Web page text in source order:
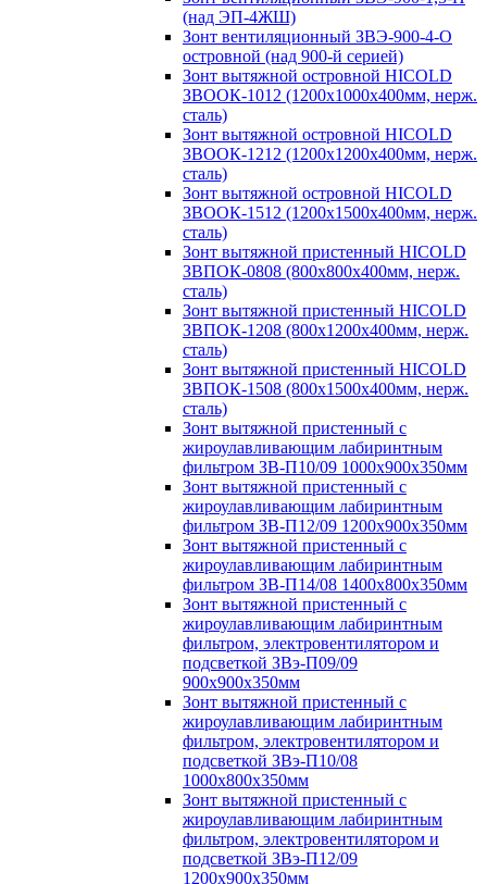
(над ЭП-4ЖШ)
Зонт вентиляционный ЗВЭ-900-4-О
островной (над 900-й серией)
Зонт вытяжной островной HICOLD
ЗВООК-1012 (1200х1000х400мм, нерж.
сталь)
Зонт вытяжной островной HICOLD
ЗВООК-1212 (1200x1200x400мм, нерж.
сталь)
Зонт вытяжной островной HICOLD
ЗВООК-1512 (1200х1500х400мм, нерж.
сталь)
Зонт вытяжной пристенный HICOLD
ЗВПОК-0808 (800х800х400мм, нерж.
сталь)
Зонт вытяжной пристенный HICOLD
ЗВПОК-1208 (800х1200х400мм, нерж.
сталь)
Зонт вытяжной пристенный HICOLD
ЗВПОК-1508 (800х1500х400мм, нерж.
сталь)
Зонт вытяжной пристенный с
жироулавливающим лабиринтным
фильтром ЗВ-П10/09 1000х900х350мм
Зонт вытяжной пристенный с
жироулавливающим лабиринтным
фильтром ЗВ-П12/09 1200х900х350мм
Зонт вытяжной пристенный с
жироулавливающим лабиринтным
фильтром ЗВ-П14/08 1400х800х350мм
Зонт вытяжной пристенный с
жироулавливающим лабиринтным
фильтром, электровентилятором и
подсветкой ЗВэ-П09/09
900х900х350мм
Зонт вытяжной пристенный с
жироулавливающим лабиринтным
фильтром, электровентилятором и
подсветкой ЗВэ-П10/08
1000х800х350мм
Зонт вытяжной пристенный с
жироулавливающим лабиринтным
фильтром, электровентилятором и
подсветкой ЗВэ-П12/09
1200х900х350мм